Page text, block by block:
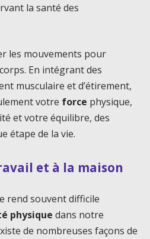
la santé des
les mouvements pour
En intégrant des
musculaire et d’étirement,
votre force physique,
et votre équilibre, des
étape de la vie.
et à la maison
rend souvent difficile
physique dans notre
de nombreuses façons de